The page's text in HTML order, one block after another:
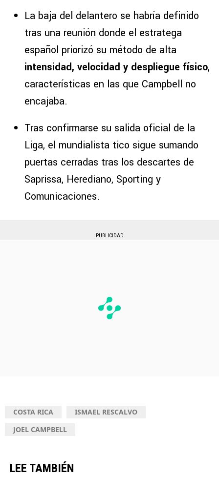
La baja del delantero se habría definido
tras una reunión donde el estratega
español priorizó su método de alta
intensidad, velocidad y despliegue físico,
características en las que Campbell no
encajaba.
Tras confirmarse su salida oficial de la
Liga, el mundialista tico sigue sumando
puertas cerradas tras los descartes de
Saprissa, Herediano, Sporting y
Comunicaciones.
PUBLICIDAD
COSTA RICA
ISMAEL RESCALVO
JOEL CAMPBELL
LEE TAMBIÉN